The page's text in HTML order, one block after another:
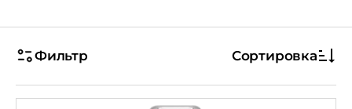
Фильтр Сортировка